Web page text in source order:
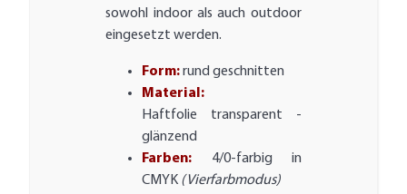
sowohl indoor als auch outdoor
eingesetzt werden.
Form:rund geschnitten
Material:
Haftfolie transparent -
glänzend
Farben: 4/0-farbig in
CMYK (Vierfarbmodus)